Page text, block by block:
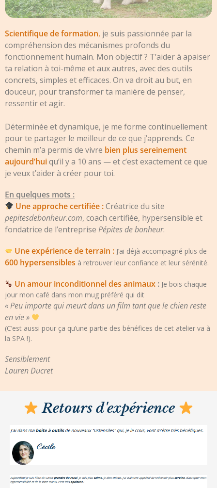
Scientifique de formation, je suis passionnée par la
compréhension des mécanismes profonds du
fonctionnement humain. Mon objectif ? T’aider à apaiser
ta relation à toi-même et aux autres, avec des outils
concrets, simples et efficaces. On va droit au but, en
douceur, pour transformer ta manière de penser,
ressentir et agir.
Déterminée et dynamique, je me forme continuellement
pour te partager le meilleur de ce que j’apprends. Ce
chemin m’a permis de vivre bien plus sereinement
aujourd’huiqu’il y a 10 ans — et c’est exactement ce que
je veux t’aider à créer pour toi.
En quelques mots :
Une approche certifiée :Créatrice du site
pepitesdebonheur.com, coach certifiée, hypersensible et
fondatrice de l’entreprise Pépites de bonheur.
Une expérience de terrain : J’ai déjà accompagné plus de
600 hypersensibles à retrouver leur confiance et leur sérénité.
Un amour inconditionnel des animaux: Je bois chaque
jour mon café dans mon mug préféré qui dit
« Peu importe qui meurt dans un film tant que le chien reste
en vie »
(C’est aussi pour ça qu’une partie des bénéfices de cet atelier va à
la SPA !).
Sensiblement
Lauren Ducret
Retours d'expérience